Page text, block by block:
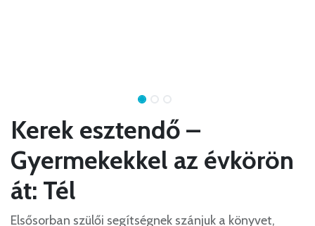
Kerek esztendő –
Gyermekekkel az évkörön
át: Tél
Elsősorban szülői segítségnek szánjuk a könyvet,